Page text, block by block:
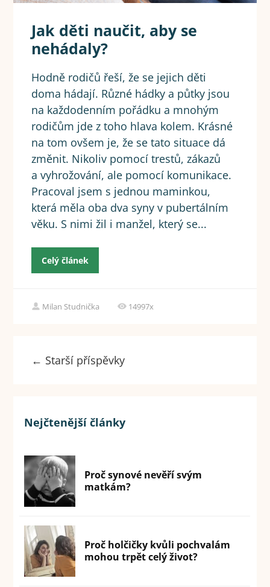
Jak děti naučit, aby se
nehádaly?
Hodně rodičů řeší, že se jejich děti
doma hádají. Různé hádky a půtky jsou
na každodenním pořádku a mnohým
rodičům jde z toho hlava kolem. Krásné
na tom ovšem je, že se tato situace dá
změnit. Nikoliv pomocí trestů, zákazů
a vyhrožování, ale pomocí komunikace.
Pracoval jsem s jednou maminkou,
která měla oba dva syny v pubertálním
věku. S nimi žil i manžel, který se...
Celý článek
Milan Studnička 14997x
← Starší příspěvky
Nejčtenější články
Proč synové nevěří svým
matkám?
Proč holčičky kvůli pochvalám
mohou trpět celý život?